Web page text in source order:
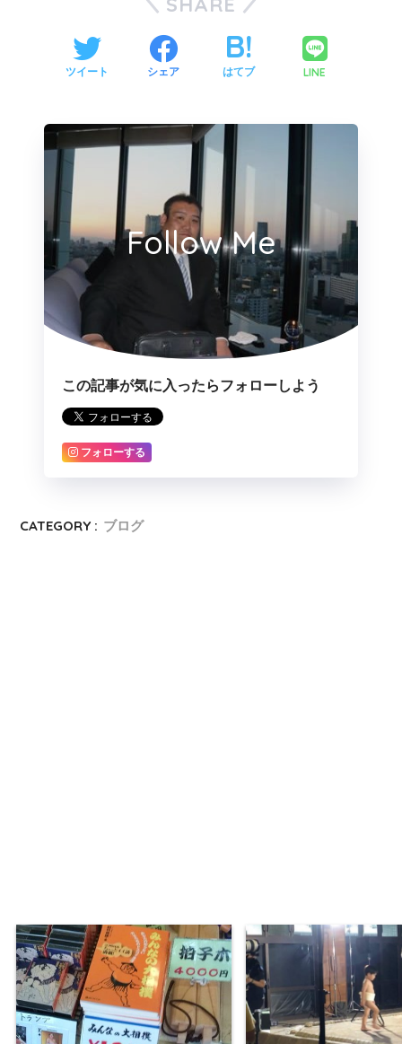
ツイート シェア はてブ LINE
Follow Me
この記事が気に入ったらフォローしよう
フォローする
CATEGORY : ブログ